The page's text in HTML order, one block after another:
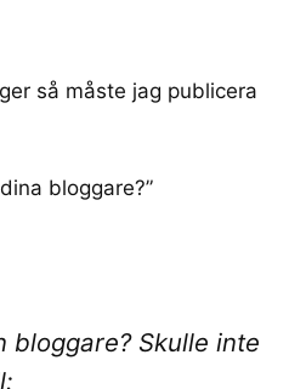
så måste jag publicera
bloggare?”
Skulle inte